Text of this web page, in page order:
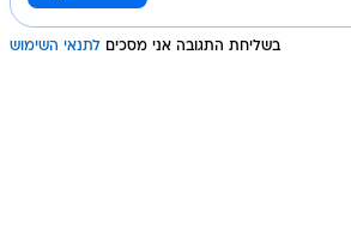
בשליחת התגובה אני מסכים לתנאי השימוש